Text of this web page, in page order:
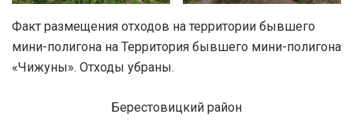
Факт размещения отходов на территории бывшего
мини-полигона на Территория бывшего мини-полигона
«Чижуны». Отходы убраны.
Берестовицкий район